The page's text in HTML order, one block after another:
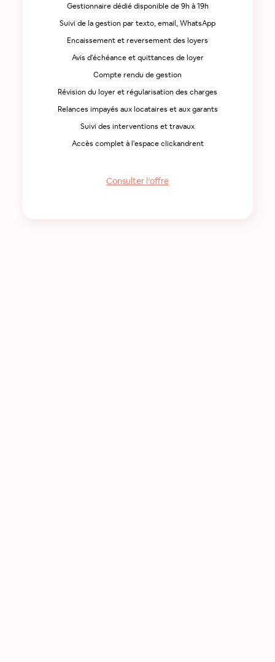
Gestionnaire dédié disponible de 9h à 19h
Suivi de la gestion par texto, email, WhatsApp
Encaissement et reversement des loyers
Avis d'échéance et quittances de loyer
Compte rendu de gestion
Révision du loyer et régularisation des charges
Relances impayés aux locataires et aux garants
Suivi des interventions et travaux
Accès complet à l'espace clickandrent
Consulter l’offre